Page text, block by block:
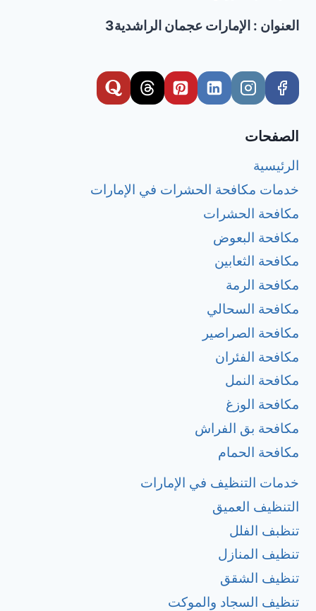
العنوان : الإمارات عجمان الراشدية3
الصفحات
الرئيسية
خدمات مكافحة الحشرات في الإمارات
مكافحة الحشرات
مكافحة البعوض
مكافحة الثعابين
مكافحة الرمة
مكافحة السحالي
مكافحة الصراصير
مكافحة الفئران
مكافحة النمل
مكافحة الوزغ
مكافحة بق الفراش
مكافحة الحمام
خدمات التنظيف في الإمارات
التنظيف العميق
تنظبف الفلل
تنظيف المنازل
تنظيف الشقق
تنظيف السجاد والموكت